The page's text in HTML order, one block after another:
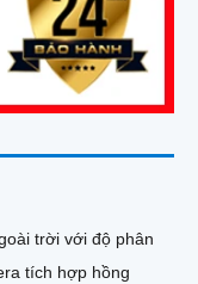
trời với độ phân
tích hợp hồng